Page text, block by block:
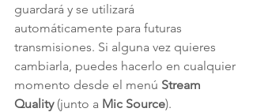
guardará y se utilizará
automáticamente para futuras
transmisiones. Si alguna vez quieres
cambiarla, puedes hacerlo en cualquier
momento desde el menú Stream
Quality (junto a Mic Source).